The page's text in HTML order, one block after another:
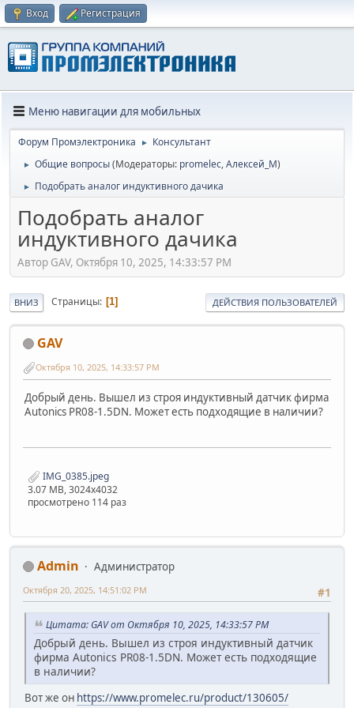
Вход Регистрация
Меню навигации для мобильных
Форум Промэлектроника ► Консультант
► Общие вопросы(Модераторы: promelec,Алексей_М)
► Подобрать аналог индуктивного дачика
Подобрать аналог
индуктивного дачика
Автор GAV, Октября 10, 2025, 14:33:57 PM
ВНИЗ Страницы 1 ДЕЙСТВИЯ ПОЛЬЗОВАТЕЛЕЙ
GAV
Октября 10, 2025, 14:33:57 PM
Добрый день. Вышел из строя индуктивный датчик фирма
Autonics PR08-1.5DN. Может есть подходящие в наличии?
IMG_0385.jpeg
3.07 MB, 3024x4032
просмотрено 114 раз
Admin
Администратор
#1
Октября 20, 2025, 14:51:02 PM
Цитата: GAV от Октября 10, 2025, 14:33:57 PM
Добрый день. Вышел из строя индуктивный датчик
фирма Autonics PR08-1.5DN. Может есть подходящие
в наличии?
Вот же он https://www.promelec.ru/product/130605/